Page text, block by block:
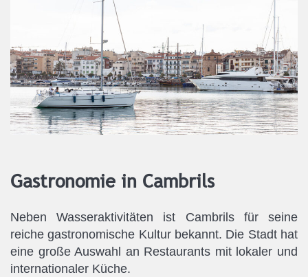
Gastronomie in Cambrils
Neben Wasseraktivitäten ist Cambrils für seine
reiche gastronomische Kultur bekannt. Die Stadt hat
eine große Auswahl an Restaurants mit lokaler und
internationaler Küche.